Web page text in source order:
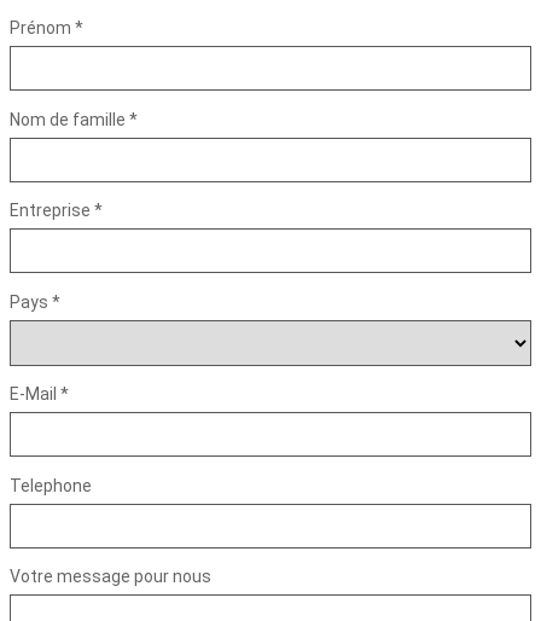
Prénom *
Nom de famille *
Entreprise *
Pays *
E-Mail *
Telephone
Votre message pour nous